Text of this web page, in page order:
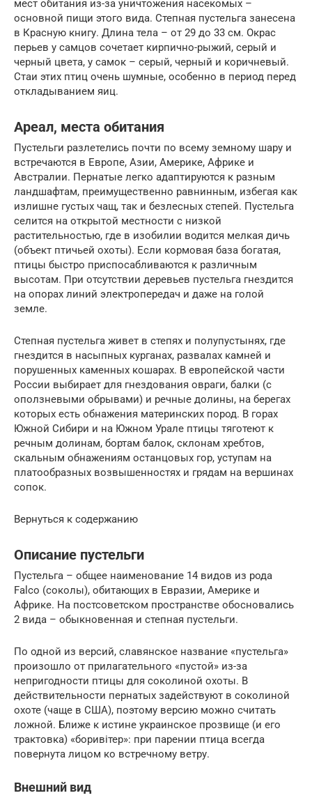
мест обитания из-за уничтожения насекомых –
основной пищи этого вида. Степная пустельга занесена
в Красную книгу. Длина тела – от 29 до 33 см. Окрас
перьев у самцов сочетает кирпично-рыжий, серый и
черный цвета, у самок – серый, черный и коричневый.
Стаи этих птиц очень шумные, особенно в период перед
откладыванием яиц.
Ареал, места обитания
Пустельги разлетелись почти по всему земному шару и
встречаются в Европе, Азии, Америке, Африке и
Австралии. Пернатые легко адаптируются к разным
ландшафтам, преимущественно равнинным, избегая как
излишне густых чащ, так и безлесных степей. Пустельга
селится на открытой местности с низкой
растительностью, где в изобилии водится мелкая дичь
(объект птичьей охоты). Если кормовая база богатая,
птицы быстро приспосабливаются к различным
высотам. При отсутствии деревьев пустельга гнездится
на опорах линий электропередач и даже на голой
земле.
Степная пустельга живет в степях и полупустынях, где
гнездится в насыпных курганах, развалах камней и
порушенных каменных кошарах. В европейской части
России выбирает для гнездования овраги, балки (с
оползневыми обрывами) и речные долины, на берегах
которых есть обнажения материнских пород. В горах
Южной Сибири и на Южном Урале птицы тяготеют к
речным долинам, бортам балок, склонам хребтов,
скальным обнажениям останцовых гор, уступам на
платообразных возвышенностях и грядам на вершинах
сопок.
Вернуться к содержанию
Описание пустельги
Пустельга – общее наименование 14 видов из рода
Falco (соколы), обитающих в Евразии, Америке и
Африке. На постсоветском пространстве обосновались
2 вида – обыкновенная и степная пустельги.
По одной из версий, славянское название «пустельга»
произошло от прилагательного «пустой» из-за
непригодности птицы для соколиной охоты. В
действительности пернатых задействуют в соколиной
охоте (чаще в США), поэтому версию можно считать
ложной. Ближе к истине украинское прозвище (и его
трактовка) «боривітер»: при парении птица всегда
повернута лицом ко встречному ветру.
Внешний вид